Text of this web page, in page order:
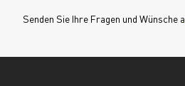
Senden Sie Ihre Fragen und Wünsche